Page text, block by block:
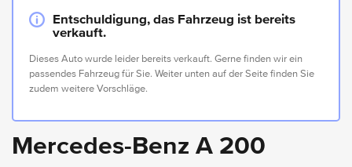
Entschuldigung, das Fahrzeug ist bereits
verkauft.
Dieses Auto wurde leider bereits verkauft. Gerne finden wir ein
passendes Fahrzeug für Sie. Weiter unten auf der Seite finden Sie
zudem weitere Vorschläge.
Mercedes-Benz A 200